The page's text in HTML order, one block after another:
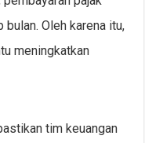
Oleh karena itu,
meningkatkan
tim keuangan